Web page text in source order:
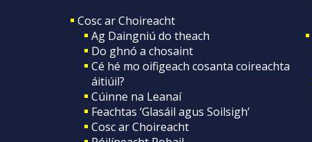
Cosc ar Choireacht
Ag Daingniú do theach
Do ghnó a chosaint
Cé hé mo oifigeach cosanta coireachta
áitiúil?
Cúinne na Leanaí
Feachtas ‘Glasáil agus Soilsigh’
Cosc ar Choireacht